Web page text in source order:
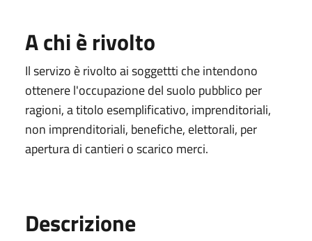
A chi è rivolto
Il servizo è rivolto ai soggettti che intendono
ottenere l'occupazione del suolo pubblico per
ragioni, a titolo esemplificativo, imprenditoriali,
non imprenditoriali, benefiche, elettorali, per
apertura di cantieri o scarico merci.
Descrizione